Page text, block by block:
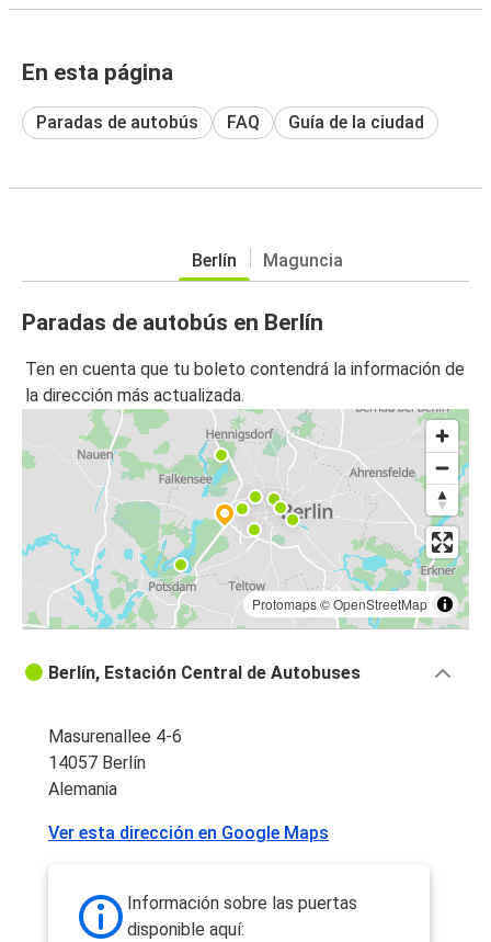
En esta página
Paradas de autobús FAQ Guía de la ciudad
Berlín Maguncia
Paradas de autobús en Berlín
Ten en cuenta que tu boleto contendrá la información de
la dirección más actualizada.
Protomaps©OpenStreetMap
Berlín, Estación Central de Autobuses
Masurenallee 4-6
14057 Berlín
Alemania
Ver esta dirección en Google Maps
Información sobre las puertas
disponible aquí: